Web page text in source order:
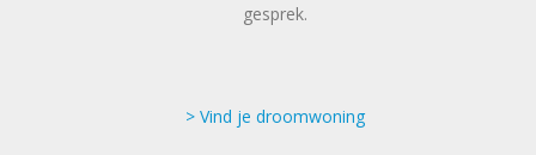
gesprek.
Vind je droomwoning